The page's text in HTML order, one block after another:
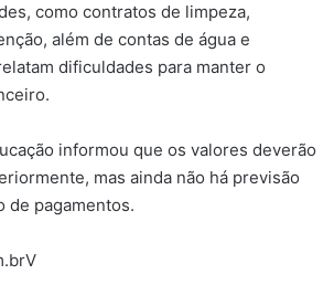
como contratos de limpeza,
além de contas de água e
dificuldades para manter o
informou que os valores deverão
mas ainda não há previsão
de pagamentos.